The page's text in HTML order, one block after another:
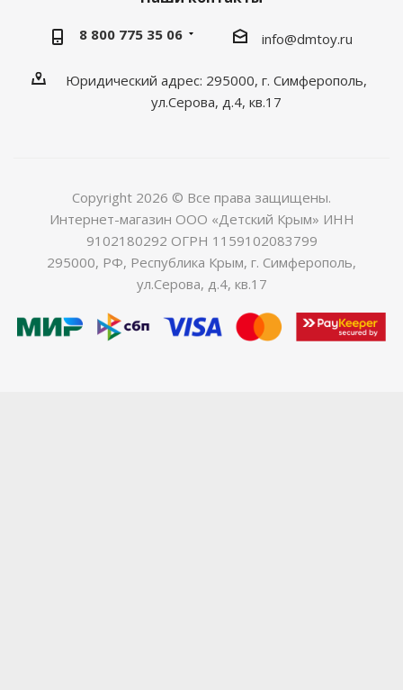
8 800 775 35 06 info@dmtoy.ru
Юридический адрес: 295000, г. Симферополь,
ул.Серова, д.4, кв.17
Copyright 2026 © Все права защищены.
Интернет-магазин ООО «Детский Крым» ИНН
9102180292 ОГРН 1159102083799
295000, РФ, Республика Крым, г. Симферополь,
ул.Серова, д.4, кв.17